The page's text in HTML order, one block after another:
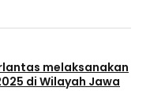
melaksanakan
di Wilayah Jawa